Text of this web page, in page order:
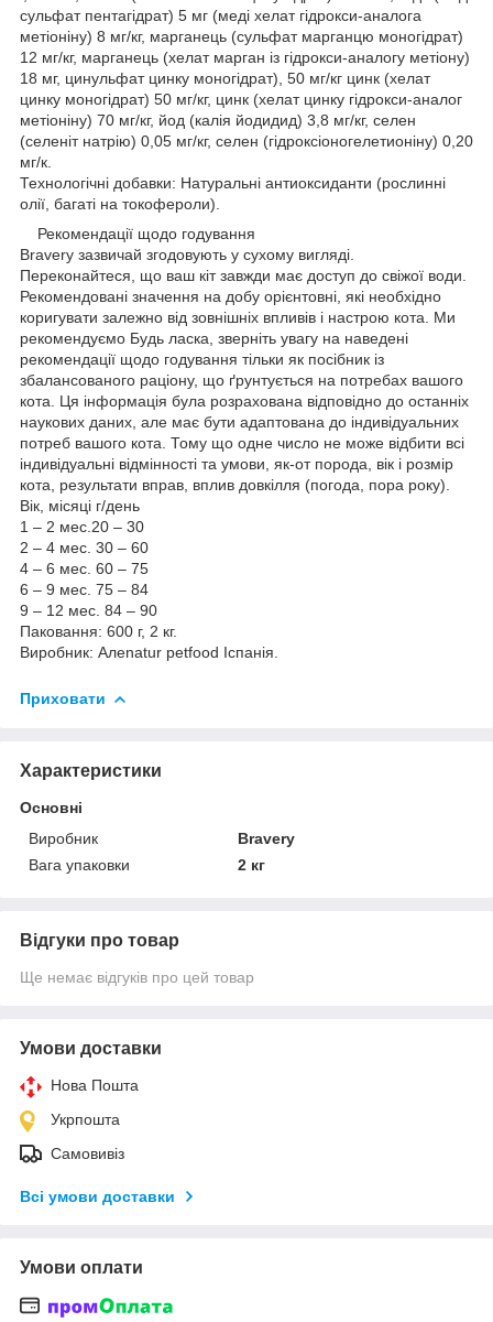
сульфат пентагідрат) 5 мг (меді хелат гідрокси-аналога
метіоніну) 8 мг/кг, марганець (сульфат марганцю моногідрат)
12 мг/кг, марганець (хелат марган із гідрокси-аналогу метіону)
18 мг, цинульфат цинку моногідрат), 50 мг/кг цинк (хелат
цинку моногідрат) 50 мг/кг, цинк (хелат цинку гідрокси-аналог
метіоніну) 70 мг/кг, йод (калія йодидид) 3,8 мг/кг, селен
(селеніт натрію) 0,05 мг/кг, селен (гідроксіоногелетионіну) 0,20
мг/к.
Технологічні добавки: Натуральні антиоксиданти (рослинні
олії, багаті на токофероли).
Рекомендації щодо годування
Bravery зазвичай згодовують у сухому вигляді.
Переконайтеся, що ваш кіт завжди має доступ до свіжої води.
Рекомендовані значення на добу орієнтовні, які необхідно
коригувати залежно від зовнішніх впливів і настрою кота. Ми
рекомендуємо Будь ласка, зверніть увагу на наведені
рекомендації щодо годування тільки як посібник із
збалансованого раціону, що ґрунтується на потребах вашого
кота. Ця інформація була розрахована відповідно до останніх
наукових даних, але має бути адаптована до індивідуальних
потреб вашого кота. Тому що одне число не може відбити всі
індивідуальні відмінності та умови, як-от порода, вік і розмір
кота, результати вправ, вплив довкілля (погода, пора року).
Вік, місяці г/день
1 – 2 мес.20 – 30
2 – 4 мес. 30 – 60
4 – 6 мес. 60 – 75
6 – 9 мес. 75 – 84
9 – 12 мес. 84 – 90
Паковання: 600 г, 2 кг.
Виробник: Алеnatur petfood Іспанія.
Приховати
Характеристики
Основні
Виробник
Bravery
Вага упаковки
2 кг
Відгуки про товар
Ще немає відгуків про цей товар
Умови доставки
Нова Пошта
Укрпошта
Самовивіз
Всі умови доставки
Умови оплати